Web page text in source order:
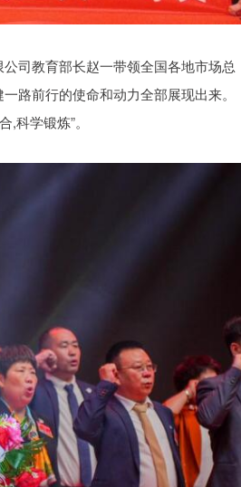
司教育部长赵一带领全国各地市场总
路前行的使命和动力全部展现出来。
科学锻炼”。